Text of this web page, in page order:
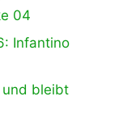
04
Infantino
und bleibt